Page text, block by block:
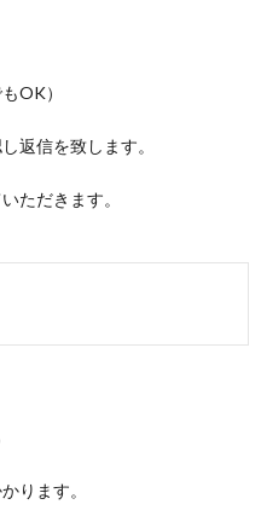
OK）
返信を致します。
ただきます。
ります。